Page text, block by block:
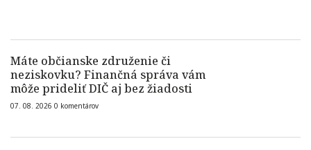
Máte občianske združenie či
neziskovku? Finančná správa vám
môže prideliť DIČ aj bez žiadosti
07. 08. 2026 0 komentárov